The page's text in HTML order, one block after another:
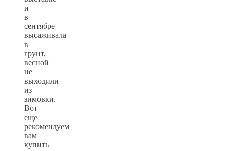
и
в
сентябре
высаживала
в
грунт,
весной
не
выходили
из
зимовки.
Вот
еще
рекомендуем
вам
купить